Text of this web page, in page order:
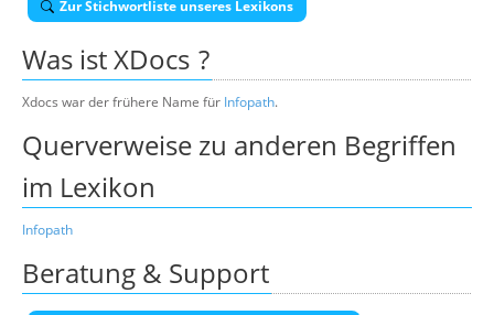
Über uns
Suche
Zur Stichwortliste unseres Lexikons
Was istXDocs ?
Xdocs war der frühere Name für Infopath.
Querverweise zu anderen Begriffen
im Lexikon
Infopath
Beratung & Support